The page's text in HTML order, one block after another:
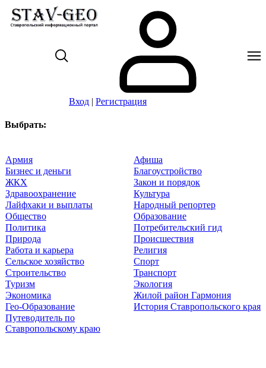
Вход | Регистрация
Выбрать:
Армия
Афиша
Бизнес и деньги
Благоустройство
ЖКХ
Закон и порядок
Здравоохранение
Культура
Лайфхаки и выплаты
Народный репортер
Общество
Образование
Политика
Потребительский гид
Природа
Происшествия
Работа и карьера
Религия
Сельское хозяйство
Спорт
Строительство
Транспорт
Туризм
Экология
Экономика
Жилой район Гармония
Гео-Образование
История Ставропольского края
Путеводитель по
Ставропольскому краю